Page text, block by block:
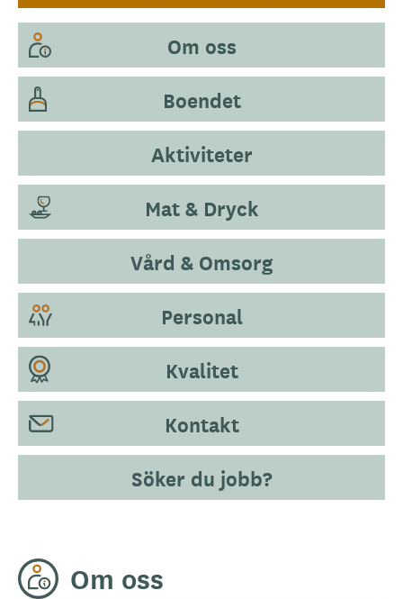
Om oss
Boendet
Aktiviteter
Mat & Dryck
Vård & Omsorg
Personal
Kvalitet
Kontakt
Söker du jobb?
Om oss